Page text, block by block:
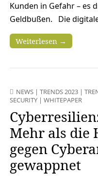
Kunden in Gefahr – es
Geldbußen. Die
Weiterlesen →
NEWS | TRENDS 2023 |
SECURITY | WHITEPAPER
Mehr als die
gegen
gewappnet